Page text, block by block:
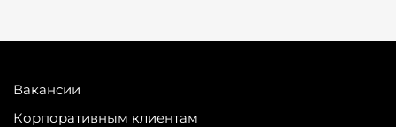
Вакансии
Корпоративным клиентам